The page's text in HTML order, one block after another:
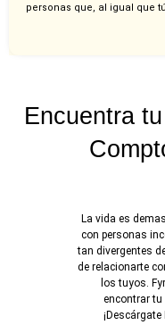
personas que, al igual que
Encuentra
La vida es
con personas
tan divergentes
de relacionarte
los tuyos.
encontrar tu